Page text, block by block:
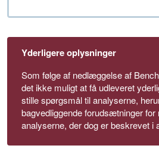
Yderligere oplysninger
Som følge af nedlæggelse af
det ikke muligt at få udleveret
stille spørgsmål til analyserne,
bagvedliggende forudsætninger for
analyserne, der dog er beskrevet i